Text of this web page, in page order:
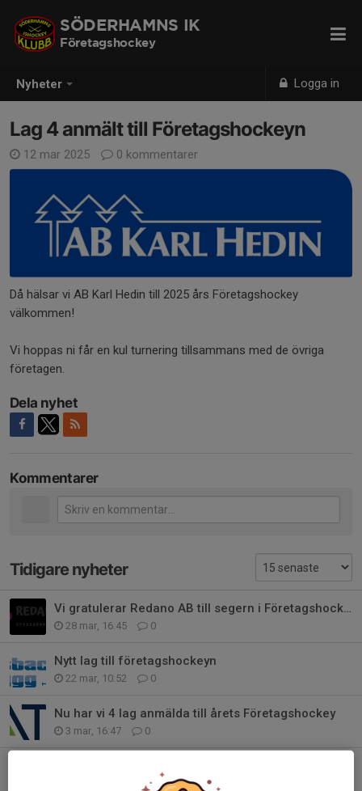
Nyheter Logga in
SÖDERHAMNS IK
Företagshockey
Lag 4 anmält till Företagshockeyn
12 mar 2025 0 kommentarer
Då hälsar vi AB Karl Hedin till 2025 års Företagshockey
välkommen!
Vi hoppas ni får en kul turnering tillsammans med de övriga
företagen.
Dela nyhet
Kommentarer
Tidigare nyheter
Vi gratulerar Redano AB till segern i Företagshockeyn
28 mar, 16:45 0
Nytt lag till företagshockeyn
22 mar, 10:52 0
Nu har vi 4 lag anmälda till årets Företagshockey
3 mar, 16:47 0
0